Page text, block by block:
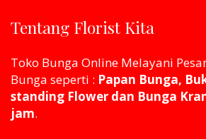
Tentang Florist Kita
Toko Bunga Online Melayani
Bunga seperti : Papan Bunga,
standing Flower dan Bunga
jam.